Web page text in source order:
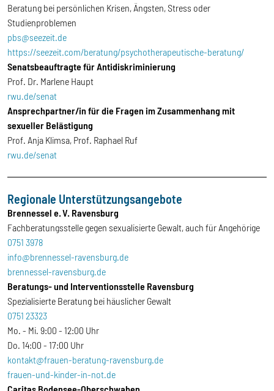
Beratung bei persönlichen Krisen, Ängsten, Stress oder
Studienproblemen
pbs@seezeit.de
https://seezeit.com/beratung/psychotherapeutische-beratung/
Senatsbeauftragte für Antidiskriminierung
Prof. Dr. Marlene Haupt
rwu.de/senat
Ansprechpartner/in für die Fragen im Zusammenhang mit
sexueller Belästigung
Prof. Anja Klimsa, Prof. Raphael Ruf
rwu.de/senat
Regionale Unterstützungsangebote
Brennessel e. V. Ravensburg
Fachberatungsstelle gegen sexualisierte Gewalt, auch für Angehörige
0751 3978
info@brennessel-ravensburg.de
brennessel-ravensburg.de
Beratungs- und Interventionsstelle Ravensburg
Spezialisierte Beratung bei häuslicher Gewalt
0751 23323
Mo. - Mi. 9:00 - 12:00 Uhr
Do. 14:00 - 17:00 Uhr
kontakt@frauen-beratung-ravensburg.de
frauen-und-kinder-in-not.de